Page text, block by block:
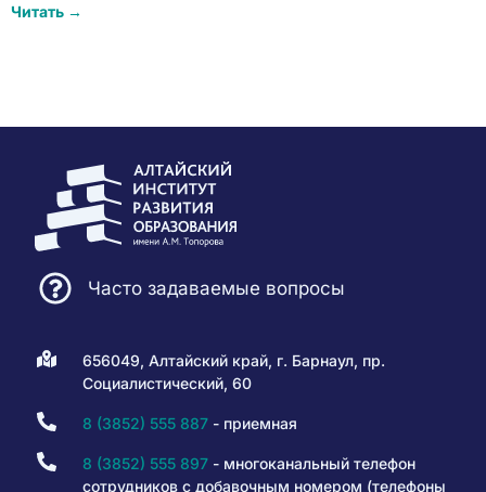
Читать →
Часто задаваемые вопросы
656049, Алтайский край, г. Барнаул, пр.
Социалистический, 60
8 (3852) 555 887- приемная
8 (3852) 555 897- многоканальный телефон
сотрудников с добавочным номером (телефоны